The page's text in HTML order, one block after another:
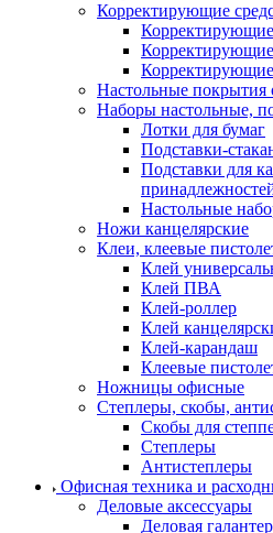
Корректирующие
Настольные покрытия
Наборы настольные,
Лотки для бумаг
Подставки-
Подставки для
Настольные
Ножи канцелярские
Клеи, клеевые
Клей
Клей ПВА
Клей-роллер
Клей
Клей-карандаш
Клеевые
Ножницы офисные
Степлеры, скобы,
Скобы для
Степлеры
Антистеплеры
Офисная техника и
Деловые аксессуары
Деловая